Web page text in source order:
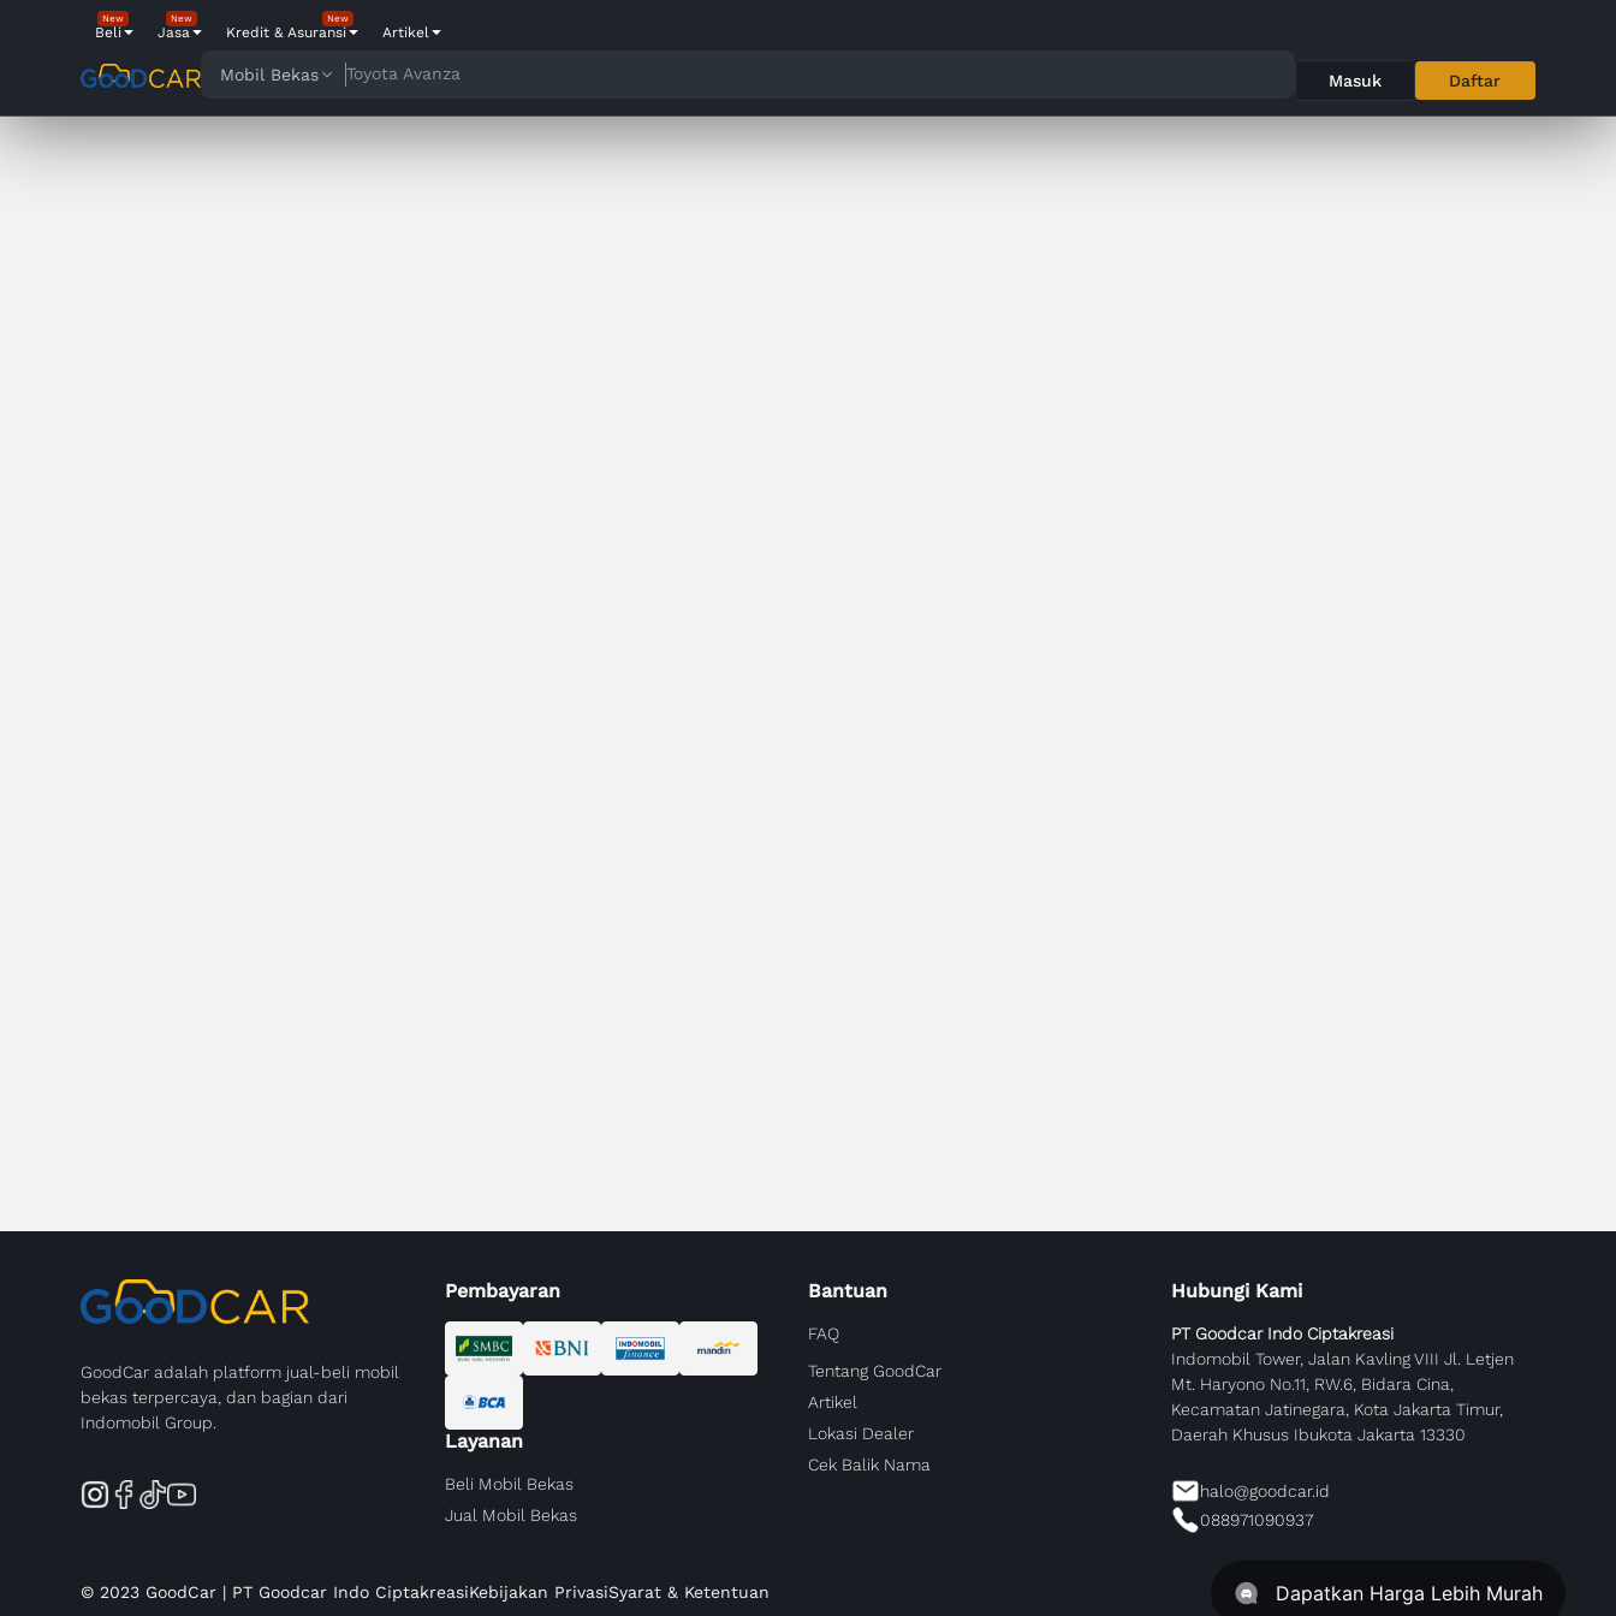
Beli
New
Jasa
New
Kredit & Asuransi
New
Artikel
Mobil Bekas Toyota Avanza Masuk Daftar
GoodCar adalah platform jual-beli mobil
bekas terpercaya, dan bagian dari
Indomobil Group.
Pembayaran
Layanan
Beli Mobil Bekas
Jual Mobil Bekas
Bantuan
FAQ
Tentang GoodCar
Artikel
Lokasi Dealer
Cek Balik Nama
Hubungi Kami
PT Goodcar Indo Ciptakreasi
Indomobil Tower, Jalan Kavling VIII Jl. Letjen
Mt. Haryono No.11, RW.6, Bidara Cina,
Kecamatan Jatinegara, Kota Jakarta Timur,
Daerah Khusus Ibukota Jakarta 13330
halo@goodcar.id
088971090937
© 2023 GoodCar | PT Goodcar Indo CiptakreasiKebijakan PrivasiSyarat & Ketentuan Dapatkan Harga Lebih Murah